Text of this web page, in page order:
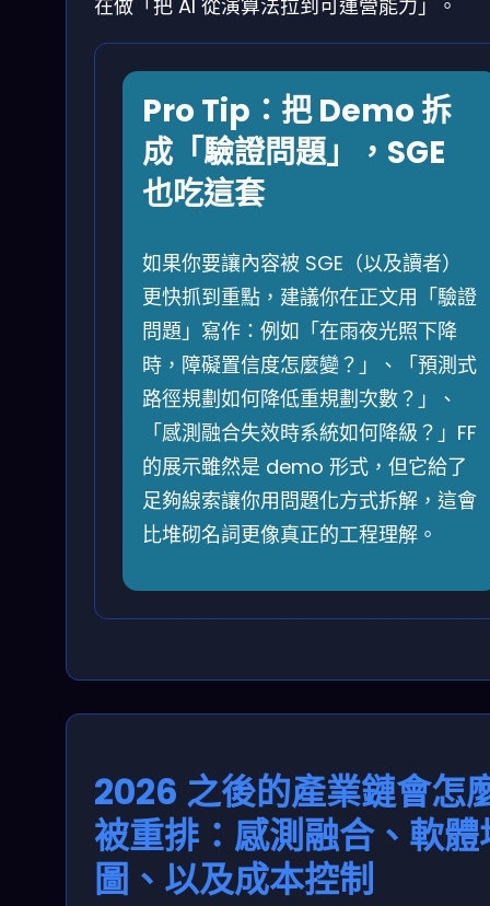
在做「把 AI 從演算法拉到可運營能力」。
Pro Tip：把 Demo 拆
成「驗證問題」，SGE
也吃這套
如果你要讓內容被 SGE（以及讀者）
更快抓到重點，建議你在正文用「驗證
問題」寫作：例如「在雨夜光照下降
時，障礙置信度怎麼變？」、「預測式
路徑規劃如何降低重規劃次數？」、
「感測融合失效時系統如何降級？」FF
的展示雖然是 demo 形式，但它給了
足夠線索讓你用問題化方式拆解，這會
比堆砌名詞更像真正的工程理解。
2026 之後的產業鏈會怎
被重排：感測融合、軟體
圖、以及成本控制